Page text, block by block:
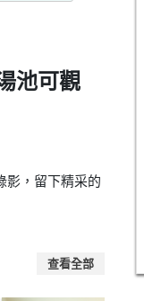
池可觀
影，留下精采的
查看全部